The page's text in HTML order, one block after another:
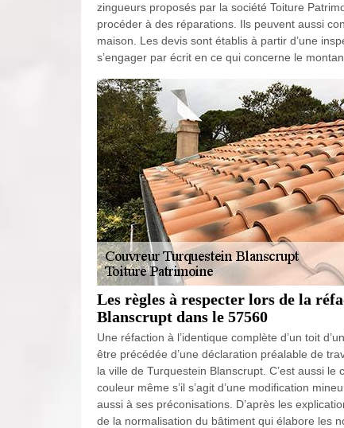
zingueurs proposés par la société Toiture
procéder à des réparations. Ils peuvent aussi
maison. Les devis sont établis à partir d’une
s’engager par écrit en ce qui concerne le
Les règles à respecter lors de la
Blanscrupt dans le 57560
Une réfaction à l’identique complète d’un toit
être précédée d’une déclaration préalable de
la ville de Turquestein Blanscrupt. C’est aussi
couleur même s’il s’agit d’une modification
aussi à ses préconisations. D’après les
de la normalisation du bâtiment qui élabore les